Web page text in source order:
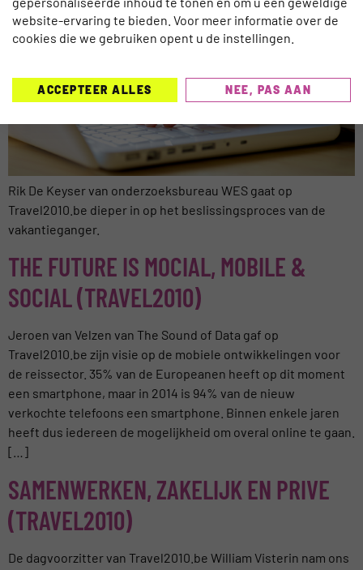
Rik De Keyser van onderzoeksbureau WES gaat op
Travel2010.be dieper in op het beslissingsproces van de
vakantieganger.
THE FUTURE IS MOCIAL, MOBILE &
SOCIAL (TRAVEL2010)
Jeroen van Velzen van The Sound of Data gaf op
Travel2010.be zijn visie op de mobiele ontwikkelingen voor
de reissector. 35% van de Europeanen heeft op dit moment
een smartphone, maar in 2014 is 94% van de nieuw
verkochte telefoons een smartphone. Binnen enkele jaren
heeft dus iedereen de mogelijkheid om overal online te gaan.
[…]
SAMENWERKEN, ZAKELIJK EN PRIVE
(TRAVEL2010)
De dagvoorzitter van Travel2010.be William Visterin nam ons
website-ervaring te bieden. Voor meer informatie over de
cookies die we gebruiken opent u de instellingen.
ACCEPTEER ALLES NEE, PAS AAN